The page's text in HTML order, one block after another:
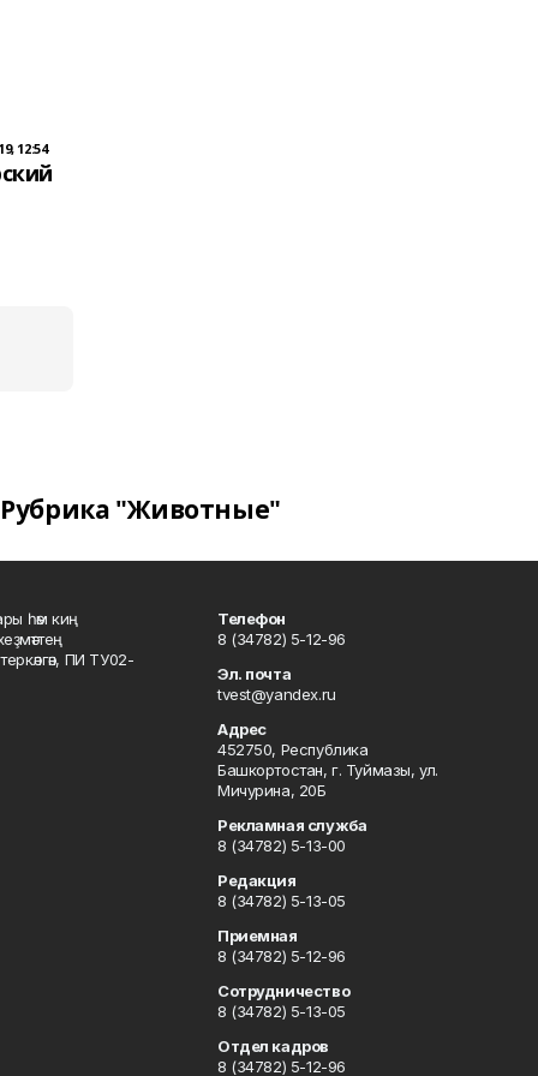
12:54
Рубрика "Животные"
һәм киң
ПИ ТУ02-
Телефон
8 (34782) 5-12-96
Эл. почта
tvest@yandex.ru
Адрес
452750, Республика
Башкортостан, г. Туймазы, ул.
Мичурина, 20Б
Рекламная служба
8 (34782) 5-13-00
Редакция
8 (34782) 5-13-05
Приемная
8 (34782) 5-12-96
Сотрудничество
8 (34782) 5-13-05
Отдел кадров
8 (34782) 5-12-96